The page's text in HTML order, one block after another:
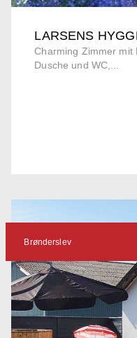
LARSENS
Charming Zimmer mit
Dusche und WC,...
Brønderslev